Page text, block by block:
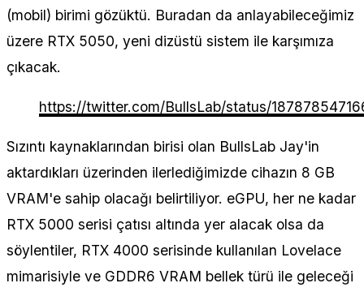
(mobil) birimi gözüktü. Buradan da anlayabileceğimiz
üzere RTX 5050, yeni dizüstü sistem ile karşımıza
çıkacak.
https://twitter.com/BullsLab/status/
Sızıntı kaynaklarından birisi olan BullsLab Jay'in
aktardıkları üzerinden ilerlediğimizde cihazın 8 GB
VRAM'e sahip olacağı belirtiliyor. eGPU, her ne kadar
RTX 5000 serisi çatısı altında yer alacak olsa da
söylentiler, RTX 4000 serisinde kullanılan Lovelace
mimarisiyle ve GDDR6 VRAM bellek türü ile geleceği